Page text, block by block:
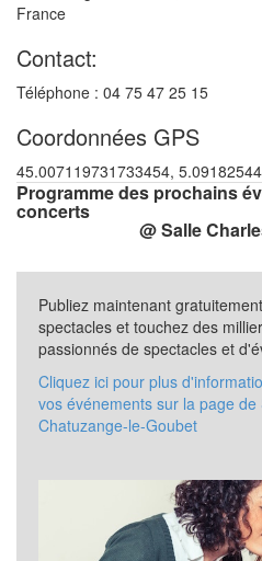
France
Contact:
Téléphone : 04 75 47 25 15
Coordonnées GPS
45.007119731733454,
Programme des prochains
concerts
@ Salle
Publiez maintenant
spectacles et touchez des
passionnés de spectacles et
Cliquez ici pour plus
vos événements sur la page
Chatuzange-le-Goubet